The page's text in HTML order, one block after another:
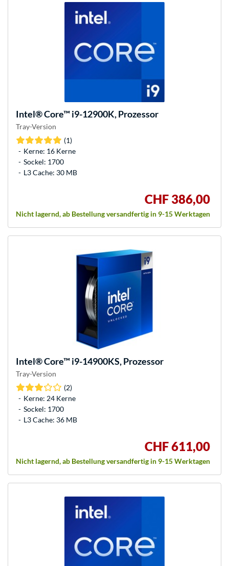
Intel®Core™ i9-12900K, Prozessor
Tray-Version
(1)
Kerne: 16 Kerne
Sockel: 1700
L3 Cache: 30 MB
CHF 386,00
Nicht lagernd, ab Bestellung versandfertig in 9-15 Werktagen
Intel®Core™ i9-14900KS, Prozessor
Tray-Version
(2)
Kerne: 24 Kerne
Sockel: 1700
L3 Cache: 36 MB
CHF 611,00
Nicht lagernd, ab Bestellung versandfertig in 9-15 Werktagen